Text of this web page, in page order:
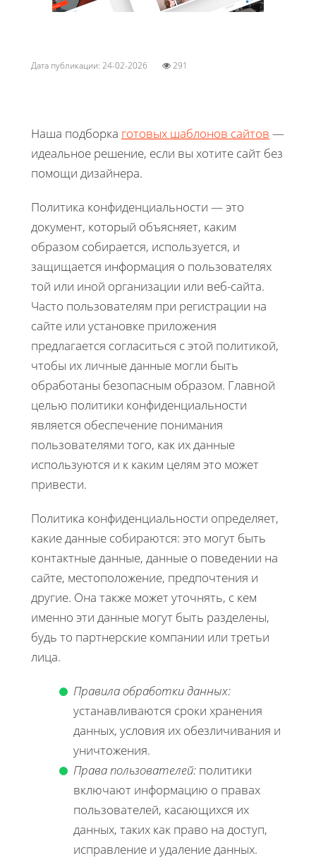
Дата публикации: 24-02-2026 291
Наша подборка готовых шаблонов сайтов —
идеальное решение, если вы хотите сайт без
помощи дизайнера.
Политика конфиденциальности — это
документ, который объясняет, каким
образом собирается, используется, и
защищается информация о пользователях
той или иной организации или веб-сайта.
Часто пользователям при регистрации на
сайте или установке приложения
предлагается согласиться с этой политикой,
чтобы их личные данные могли быть
обработаны безопасным образом. Главной
целью политики конфиденциальности
является обеспечение понимания
пользователями того, как их данные
используются и к каким целям это может
привести.
Политика конфиденциальности определяет,
какие данные собираются: это могут быть
контактные данные, данные о поведении на
сайте, местоположение, предпочтения и
другие. Она также может уточнять, с кем
именно эти данные могут быть разделены,
будь то партнерские компании или третьи
лица.
Правила обработки данных:
устанавливаются сроки хранения
данных, условия их обезличивания и
уничтожения.
Права пользователей: политики
включают информацию о правах
пользователей, касающихся их
данных, таких как право на доступ,
исправление и удаление данных.